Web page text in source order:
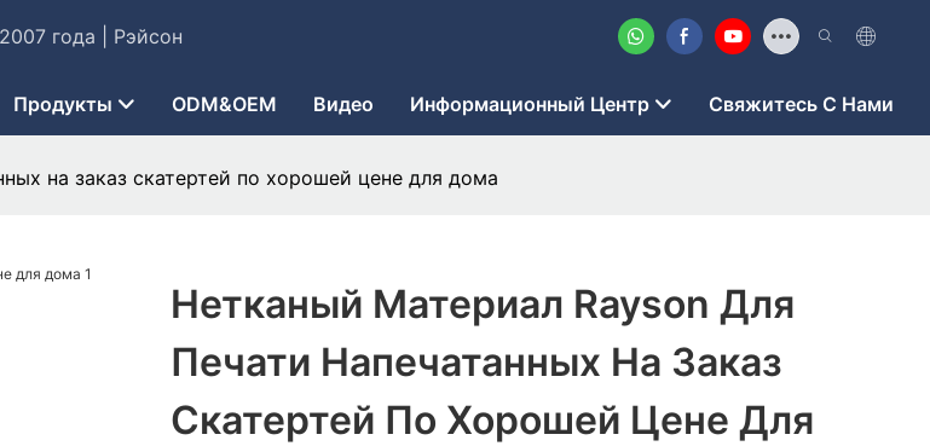
года | Рэйсон
Продукты ODM&OEM Видео Информационный Центр Свяжитесь С Нами
на заказ скатертей по хорошей цене для дома
Нетканый Материал Rayson Для
Печати Напечатанных На Заказ
Скатертей По Хорошей Цене Для